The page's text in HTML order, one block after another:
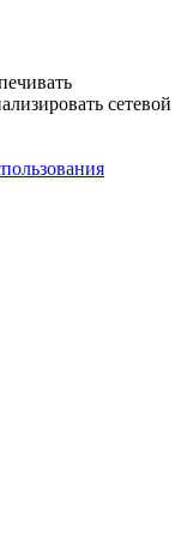
сетевой